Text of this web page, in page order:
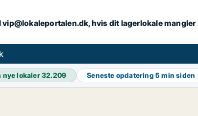
hvis dit lagerlokale mangler
nye lokaler32.209 Seneste opdatering5 min siden